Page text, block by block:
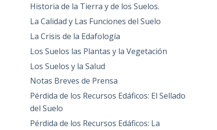
Historia de la Tierra y de los Suelos.
La Calidad y Las Funciones del Suelo
La Crisis de la Edafología
Los Suelos las Plantas y la Vegetación
Los Suelos y la Salud
Notas Breves de Prensa
Pérdida de los Recursos Edáficos: El Sellado
del Suelo
Pérdida de los Recursos Edáficos: La